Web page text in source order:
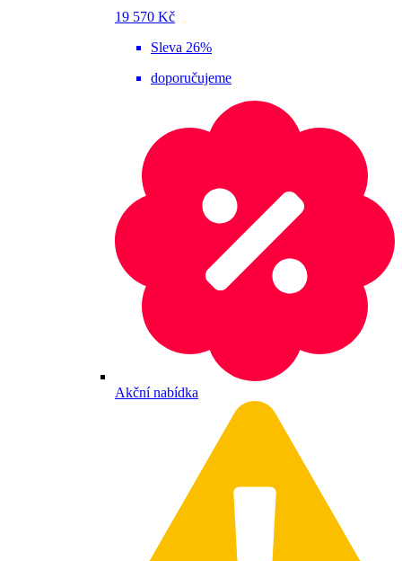
19 570 Kč
Sleva 26%
doporučujeme
Akční nabídka